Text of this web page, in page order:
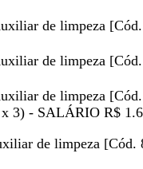
de limpeza
de limpeza
de limpeza
3) - SALÁRIO R$
de limpeza